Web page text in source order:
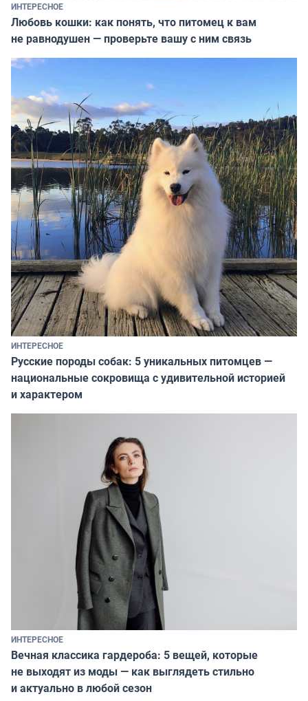
ИНТЕРЕСНОЕ
Любовь кошки: как понять, что питомец к вам
не равнодушен — проверьте вашу с ним связь
ИНТЕРЕСНОЕ
Русские породы собак: 5 уникальных питомцев —
национальные сокровища с удивительной историей
и характером
ИНТЕРЕСНОЕ
Вечная классика гардероба: 5 вещей, которые
не выходят из моды — как выглядеть стильно
и актуально в любой сезон